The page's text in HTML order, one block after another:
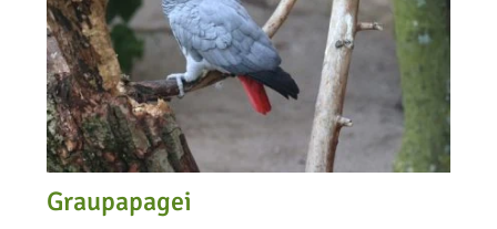
Graupapagei